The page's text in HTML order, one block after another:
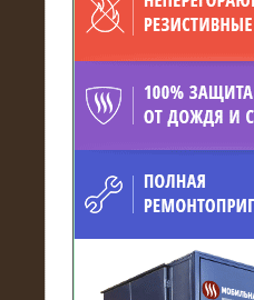
15.04.2017
Нагрузочный